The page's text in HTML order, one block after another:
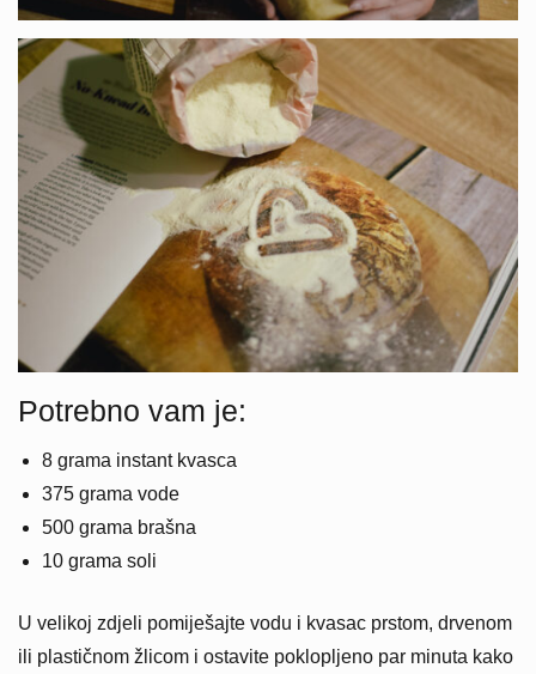
Potrebno vam je:
8 grama instant kvasca
375 grama vode
500 grama brašna
10 grama soli
U velikoj zdjeli pomiješajte vodu i kvasac prstom, drvenom
ili plastičnom žlicom i ostavite poklopljeno par minuta kako